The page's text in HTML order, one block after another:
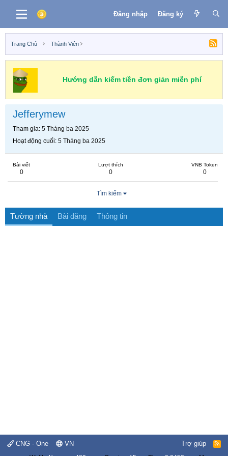
Đăng nhập Đăng ký
Trang Chủ Thành Viên
Hướng dẫn kiếm tiền đơn giản miễn phí
Jefferymew
Tham gia 5 Tháng ba 2025
Hoạt động cuối 5 Tháng ba 2025
Bài viết
0
Lượt thích
0
VNB Token
0
Tìm kiếm
Tường nhà Bài đăng Thông tin
CNG - One VN Trợ giúp
R